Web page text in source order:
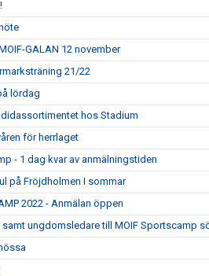
GALAN 12 november
21/22
lördag
hos Stadium
för herrlaget
- 1 dag kvar av anmälningstiden
på Fröjdholmen I sommar
2022 - Anmälan öppen
samt ungdomsledare till MOIF Sportscamp